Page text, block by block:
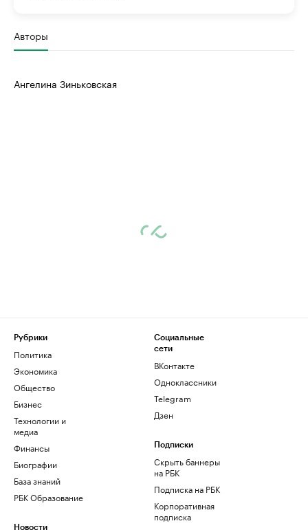
Авторы
Ангелина Зиньковская
Рубрики
Политика
Экономика
Общество
Бизнес
Технологии и
медиа
Финансы
Биографии
База знаний
РБК Образование
Новости
Социальные
сети
ВКонтакте
Одноклассники
Telegram
Дзен
Подписки
Скрыть баннеры
на РБК
Подписка на РБК
Корпоративная
подписка